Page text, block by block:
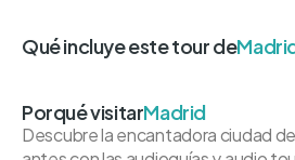
Qué incluye este tour de
Porqué visitarMadrid
Descubre la encantadora ciudad